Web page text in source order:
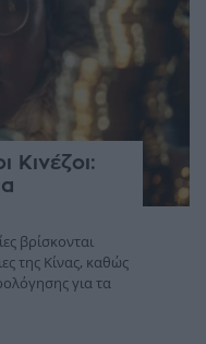
Κινέζοι:
βρίσκονται
της Κίνας, καθώς
για τα